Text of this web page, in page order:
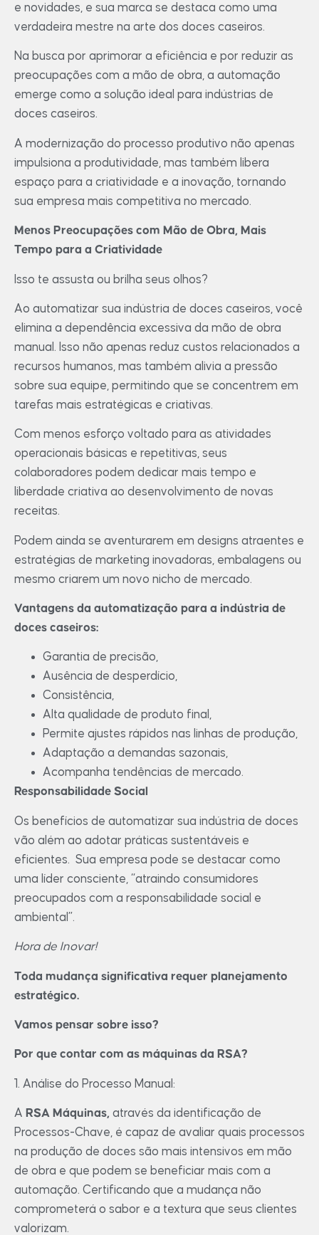
e novidades, e sua marca se destaca como uma
verdadeira mestre na arte dos doces caseiros.
Na busca por aprimorar a eficiência e por reduzir as
preocupações com a mão de obra, a automação
emerge como a solução ideal para indústrias de
doces caseiros.
A modernização do processo produtivo não apenas
impulsiona a produtividade, mas também libera
espaço para a criatividade e a inovação, tornando
sua empresa mais competitiva no mercado.
Menos Preocupações com Mão de Obra, Mais
Tempo para a Criatividade
Isso te assusta ou brilha seus olhos?
Ao automatizar sua indústria de doces caseiros, você
elimina a dependência excessiva da mão de obra
manual. Isso não apenas reduz custos relacionados a
recursos humanos, mas também alivia a pressão
sobre sua equipe, permitindo que se concentrem em
tarefas mais estratégicas e criativas.
Com menos esforço voltado para as atividades
operacionais básicas e repetitivas, seus
colaboradores podem dedicar mais tempo e
liberdade criativa ao desenvolvimento de novas
receitas.
Podem ainda se aventurarem em designs atraentes e
estratégias de marketing inovadoras, embalagens ou
mesmo criarem um novo nicho de mercado.
Vantagens da automatização para a indústria de
doces caseiros:
Garantia de precisão,
Ausência de desperdício,
Consistência,
Alta qualidade de produto final,
Permite ajustes rápidos nas linhas de produção,
Adaptação a demandas sazonais,
Acompanha tendências de mercado.
Responsabilidade Social
Os benefícios de automatizar sua indústria de doces
vão além ao adotar práticas sustentáveis e
eficientes. Sua empresa pode se destacar como
uma líder consciente, “atraindo consumidores
preocupados com a responsabilidade social e
ambiental”.
Hora de Inovar!
Toda mudança significativa requer planejamento
estratégico.
Vamos pensar sobre isso?
Por que contar com as máquinas da RSA?
1. Análise do Processo Manual:
A RSA Máquinas, através da identificação de
Processos-Chave, é capaz de avaliar quais processos
na produção de doces são mais intensivos em mão
de obra e que podem se beneficiar mais com a
automação. Certificando que a mudança não
comprometerá o sabor e a textura que seus clientes
valorizam.